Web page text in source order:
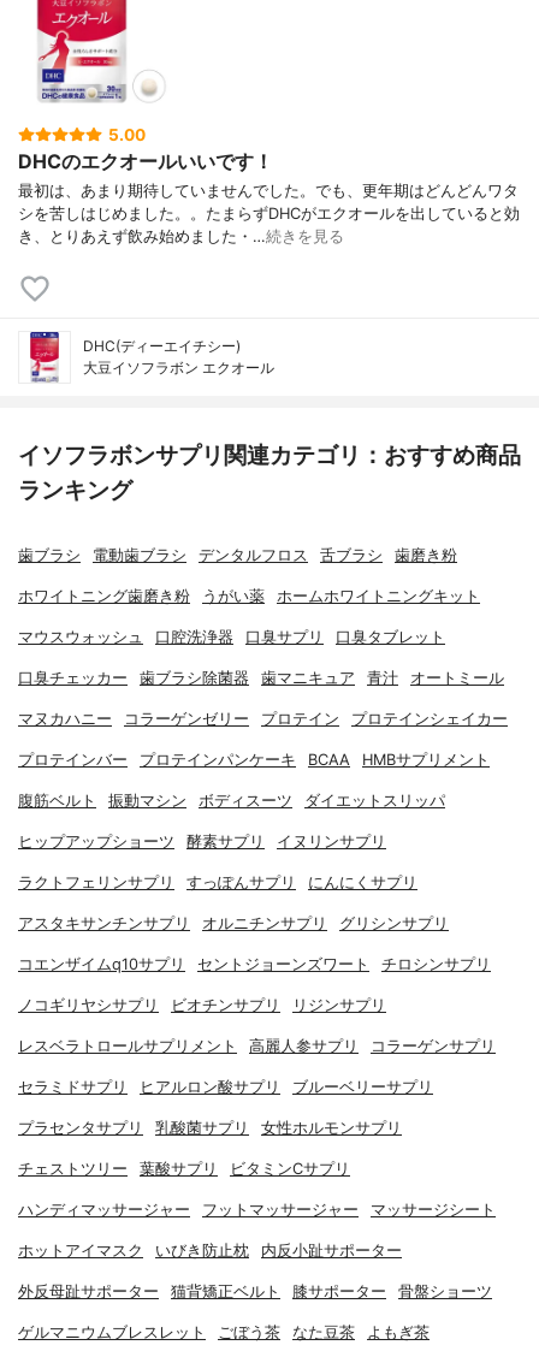
5.00
DHCのエクオールいいです！
最初は、あまり期待していませんでした。でも、更年期はどんどんワタ
シを苦しはじめました。。たまらずDHCがエクオールを出していると効
き、とりあえず飲み始めました・…続きを見る
DHC(ディーエイチシー)
大豆イソフラボン エクオール
イソフラボンサプリ関連カテゴリ：おすすめ商品
ランキング
歯ブラシ 電動歯ブラシ デンタルフロス 舌ブラシ 歯磨き粉
ホワイトニング歯磨き粉 うがい薬 ホームホワイトニングキット
マウスウォッシュ 口腔洗浄器 口臭サプリ 口臭タブレット
口臭チェッカー 歯ブラシ除菌器 歯マニキュア 青汁 オートミール
マヌカハニー コラーゲンゼリー プロテイン プロテインシェイカー
プロテインバー プロテインパンケーキ BCAA HMBサプリメント
腹筋ベルト 振動マシン ボディスーツ ダイエットスリッパ
ヒップアップショーツ 酵素サプリ イヌリンサプリ
ラクトフェリンサプリ すっぽんサプリ にんにくサプリ
アスタキサンチンサプリ オルニチンサプリ グリシンサプリ
コエンザイムq10サプリ セントジョーンズワート チロシンサプリ
ノコギリヤシサプリ ビオチンサプリ リジンサプリ
レスベラトロールサプリメント 高麗人参サプリ コラーゲンサプリ
セラミドサプリ ヒアルロン酸サプリ ブルーベリーサプリ
プラセンタサプリ 乳酸菌サプリ 女性ホルモンサプリ
チェストツリー 葉酸サプリ ビタミンCサプリ
ハンディマッサージャー フットマッサージャー マッサージシート
ホットアイマスク いびき防止枕 内反小趾サポーター
外反母趾サポーター 猫背矯正ベルト 膝サポーター 骨盤ショーツ
ゲルマニウムブレスレット ごぼう茶 なた豆茶 よもぎ茶